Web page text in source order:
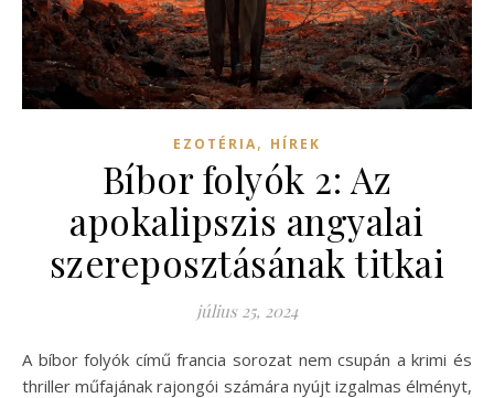
EZOTÉRIA, HÍREK
Bíbor folyók 2: Az
apokalipszis angyalai
szereposztásának titkai
július 25, 2024
A bíbor folyók című francia sorozat nem csupán a krimi és
thriller műfajának rajongói számára nyújt izgalmas élményt,